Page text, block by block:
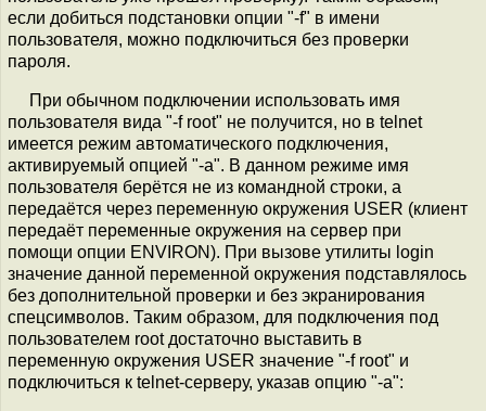
если добиться подстановки опции "-f" в имени
пользователя, можно подключиться без проверки
пароля.
При обычном подключении использовать имя
пользователя вида "-f root" не получится, но в telnet
имеется режим автоматического подключения,
активируемый опцией "-a". В данном режиме имя
пользователя берётся не из командной строки, а
передаётся через переменную окружения USER (клиент
передаёт переменные окружения на сервер при
помощи опции ENVIRON). При вызове утилиты login
значение данной переменной окружения подставлялось
без дополнительной проверки и без экранирования
спецсимволов. Таким образом, для подключения под
пользователем root достаточно выставить в
переменную окружения USER значение "-f root" и
подключиться к telnet-серверу, указав опцию "-a":